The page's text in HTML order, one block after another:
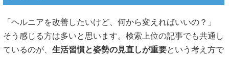
「ヘルニアを改善したいけど、何から変えればいいの？」
そう感じる方は多いと思います。検索上位の記事でも共通し
ているのが、 生活習慣と姿勢の見直しが重要という考え方で